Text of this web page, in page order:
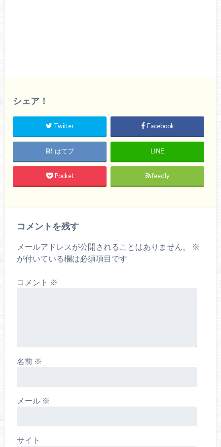
シェア！
Twitter Facebook
はてブ LINE
Pocket feedly
コメントを残す
メールアドレスが公開されることはありません。
※
が付いている欄は必須項目です
コメント ※
名前 ※
メール ※
サイト